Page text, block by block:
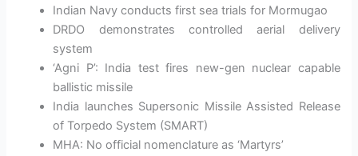
Indian Navy conducts first sea trials for Mormugao
DRDO demonstrates controlled aerial delivery
system
‘Agni P’: India test fires new-gen nuclear capable
ballistic missile
India launches Supersonic Missile Assisted Release
of Torpedo System (SMART)
MHA: No official nomenclature as ‘Martyrs’